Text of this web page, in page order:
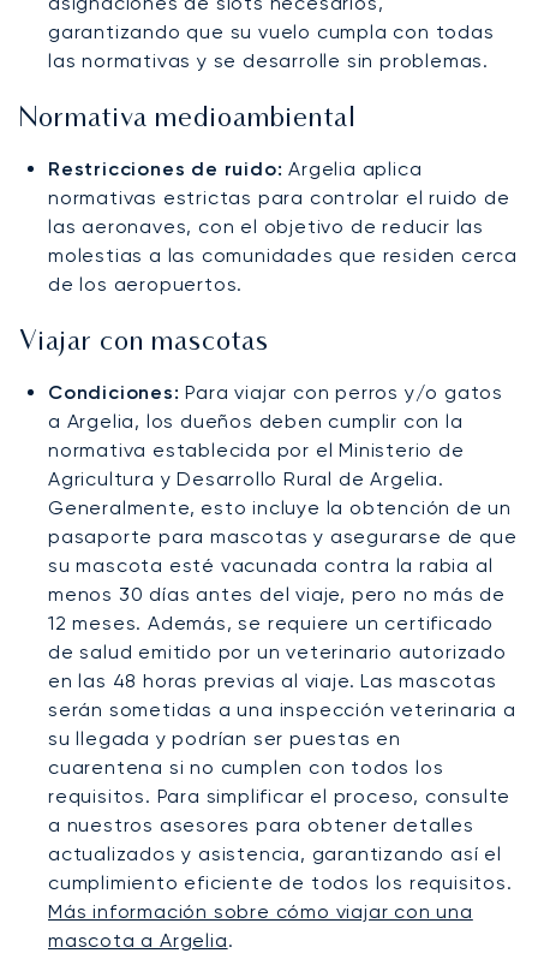
garantizando que su vuelo cumpla con todas
las normativas y se desarrolle sin problemas.
Normativa medioambiental
Restricciones de ruido: Argelia aplica
normativas estrictas para controlar el ruido de
las aeronaves, con el objetivo de reducir las
molestias a las comunidades que residen cerca
de los aeropuertos.
Viajar con mascotas
Condiciones: Para viajar con perros y/o gatos
a Argelia, los dueños deben cumplir con la
normativa establecida por el Ministerio de
Agricultura y Desarrollo Rural de Argelia.
Generalmente, esto incluye la obtención de un
pasaporte para mascotas y asegurarse de que
su mascota esté vacunada contra la rabia al
menos 30 días antes del viaje, pero no más de
12 meses. Además, se requiere un certificado
de salud emitido por un veterinario autorizado
en las 48 horas previas al viaje. Las mascotas
serán sometidas a una inspección veterinaria a
su llegada y podrían ser puestas en
cuarentena si no cumplen con todos los
requisitos. Para simplificar el proceso, consulte
a nuestros asesores para obtener detalles
actualizados y asistencia, garantizando así el
cumplimiento eficiente de todos los requisitos.
Más información sobre cómo viajar con una
mascota a Argelia.